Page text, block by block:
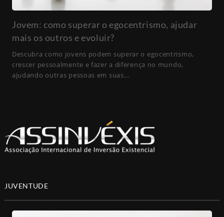
Jovem: como superar o egocentrismo, ajudar
mais os outros e evoluir?
Descubra como jovens podem superar o egocentrismo,
crescer pessoalmente e fazer a diferença no mundo,
ajudando outras pessoas em suas…
JUVENTUDE